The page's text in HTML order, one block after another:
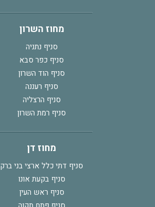
מחוז השרון
סניף נתניה
סניף כפר סבא
סניף הוד השרון
סניף רעננה
סניף הרצליה
סניף רמת השרון
מחוז דן
סניף דתי כלל ארצי בני ברק
סניף בקעת אונו
סניף ראש העין